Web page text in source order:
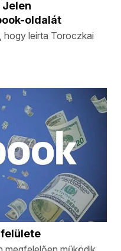
Jelen
oldalát
hogy leírta Toroczkai
felülete